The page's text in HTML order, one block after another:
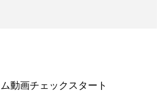
動画チェックスタート